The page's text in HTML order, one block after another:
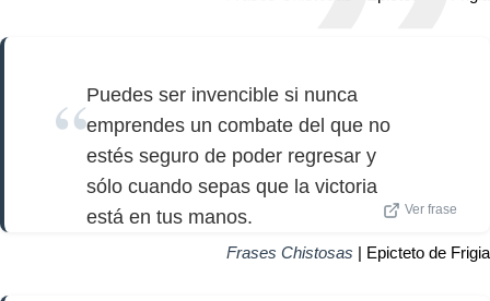
Puedes ser invencible si nunca
emprendes un combate del que no
estés seguro de poder regresar y
sólo cuando sepas que la victoria
está en tus manos.
Ver frase
Frases Chistosas | Epicteto de Frigia